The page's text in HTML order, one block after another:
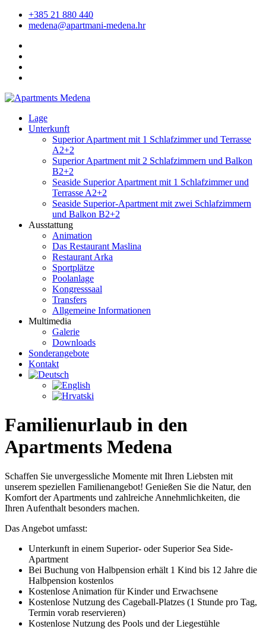
+385 21 880 440
medena@apartmani-medena.hr
Lage
Unterkunft
Superior Apartment mit 1 Schlafzimmer und Terrasse
A2+2
Superior Apartment mit 2 Schlafzimmern und Balkon
B2+2
Seaside Superior Apartment mit 1 Schlafzimmer und
Terrasse A2+2
Seaside Superior-Apartment mit zwei Schlafzimmern
und Balkon B2+2
Ausstattung
Animation
Das Restaurant Maslina
Restaurant Arka
Sportplätze
Poolanlage
Kongresssaal
Transfers
Allgemeine Informationen
Multimedia
Galerie
Downloads
Sonderangebote
Kontakt
Familienurlaub in den
Apartments Medena
Schaffen Sie unvergessliche Momente mit Ihren Liebsten mit
unserem speziellen Familienangebot! Genießen Sie die Natur, den
Komfort der Apartments und zahlreiche Annehmlichkeiten, die
Ihren Aufenthalt besonders machen.
Das Angebot umfasst:
Unterkunft in einem Superior- oder Superior Sea Side-
Apartment
Bei Buchung von Halbpension erhält 1 Kind bis 12 Jahre die
Halbpension kostenlos
Kostenlose Animation für Kinder und Erwachsene
Kostenlose Nutzung des Cageball-Platzes (1 Stunde pro Tag,
Termin vorab reservieren)
Kostenlose Nutzung des Pools und der Liegestühle